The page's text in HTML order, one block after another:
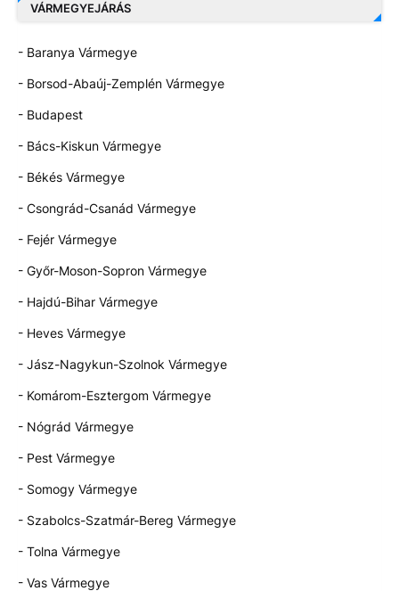
VÁRMEGYEJÁRÁS
- Baranya Vármegye
- Borsod-Abaúj-Zemplén Vármegye
- Budapest
- Bács-Kiskun Vármegye
- Békés Vármegye
- Csongrád-Csanád Vármegye
- Fejér Vármegye
- Győr-Moson-Sopron Vármegye
- Hajdú-Bihar Vármegye
- Heves Vármegye
- Jász-Nagykun-Szolnok Vármegye
- Komárom-Esztergom Vármegye
- Nógrád Vármegye
- Pest Vármegye
- Somogy Vármegye
- Szabolcs-Szatmár-Bereg Vármegye
- Tolna Vármegye
- Vas Vármegye